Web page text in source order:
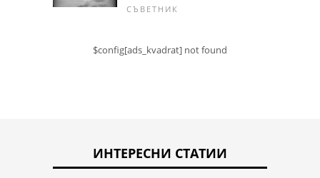
СЪВЕТНИК
$config[ads_kvadrat] not found
ИНТЕРЕСНИ СТАТИИ